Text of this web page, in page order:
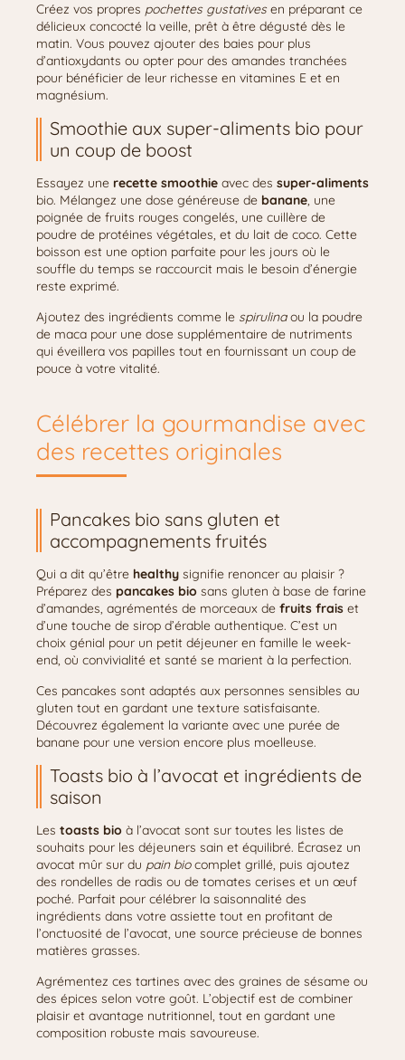
Créez vos propres pochettes gustativesen préparant ce
délicieux concocté la veille, prêt à être dégusté dès le
matin. Vous pouvez ajouter des baies pour plus
d’antioxydants ou opter pour des amandes tranchées
pour bénéficier de leur richesse en vitamines E et en
magnésium.
Smoothie aux super-aliments bio pour
un coup de boost
Essayez une recette smoothie avec des super-aliments
bio. Mélangez une dose généreuse de banane, une
poignée de fruits rouges congelés, une cuillère de
poudre de protéines végétales, et du lait de coco. Cette
boisson est une option parfaite pour les jours où le
souffle du temps se raccourcit mais le besoin d’énergie
reste exprimé.
Ajoutez des ingrédients comme le spirulinaou la poudre
de maca pour une dose supplémentaire de nutriments
qui éveillera vos papilles tout en fournissant un coup de
pouce à votre vitalité.
Célébrer la gourmandise avec
des recettes originales
Pancakes bio sans gluten et
accompagnements fruités
Qui a dit qu’être healthy signifie renoncer au plaisir ?
Préparez des pancakes bio sans gluten à base de farine
d’amandes, agrémentés de morceaux de fruits frais et
d’une touche de sirop d’érable authentique. C’est un
choix génial pour un petit déjeuner en famille le week-
end, où convivialité et santé se marient à la perfection.
Ces pancakes sont adaptés aux personnes sensibles au
gluten tout en gardant une texture satisfaisante.
Découvrez également la variante avec une purée de
banane pour une version encore plus moelleuse.
Toasts bio à l’avocat et ingrédients de
saison
Les toasts bio à l’avocat sont sur toutes les listes de
souhaits pour les déjeuners sain et équilibré. Écrasez un
avocat mûr sur du pain biocomplet grillé, puis ajoutez
des rondelles de radis ou de tomates cerises et un œuf
poché. Parfait pour célébrer la saisonnalité des
ingrédients dans votre assiette tout en profitant de
l’onctuosité de l’avocat, une source précieuse de bonnes
matières grasses.
Agrémentez ces tartines avec des graines de sésame ou
des épices selon votre goût. L’objectif est de combiner
plaisir et avantage nutritionnel, tout en gardant une
composition robuste mais savoureuse.